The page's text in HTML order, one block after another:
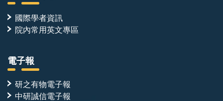
國際學者資訊
院內常用英文專區
電子報
研之有物電子報
中研誠信電子報